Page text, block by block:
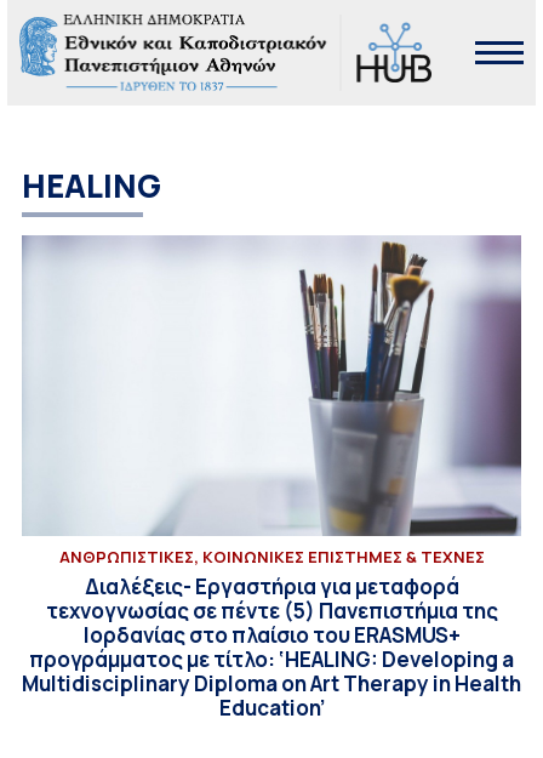
HEALING
ΑΝΘΡΩΠΙΣΤΙΚΕΣ, ΚΟΙΝΩΝΙΚΕΣ ΕΠΙΣΤΗΜΕΣ & ΤΕΧΝΕΣ
Διαλέξεις- Εργαστήρια για μεταφορά
τεχνογνωσίας σε πέντε (5) Πανεπιστήμια της
Ιορδανίας στο πλαίσιο του ERASMUS+
προγράμματος με τίτλο: ‘HEALING: Developing a
Multidisciplinary Diploma on Art Therapy in Health
Education’